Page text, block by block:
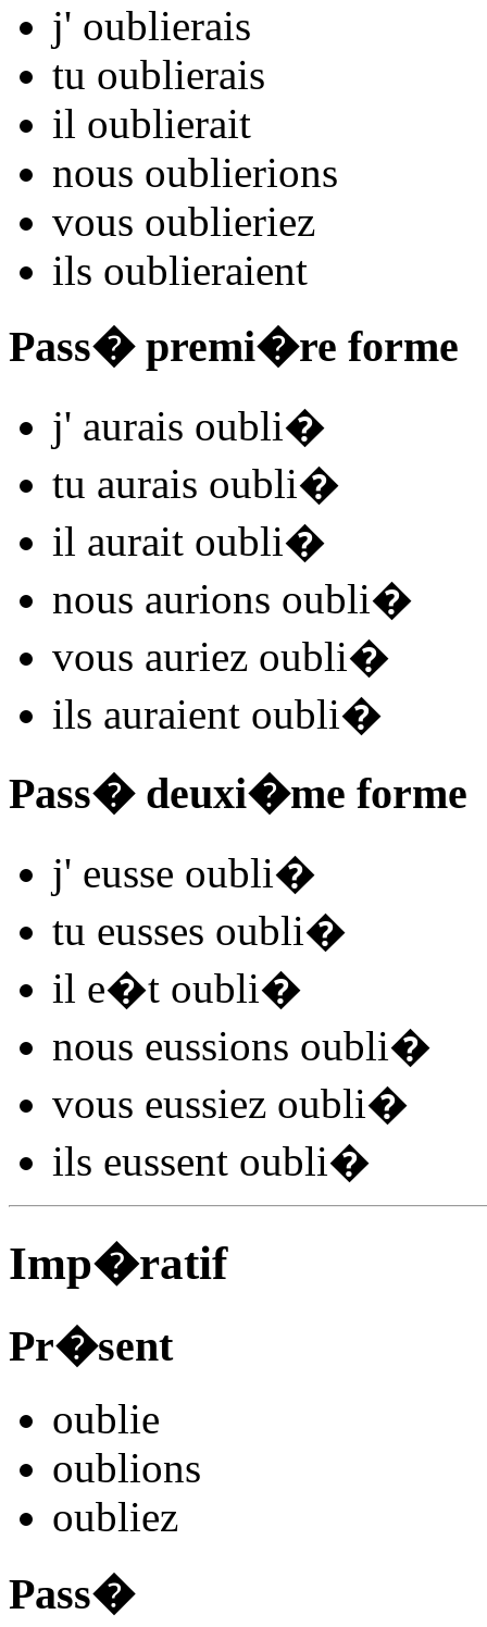
j' oublierais
tu oublierais
il oublierait
nous oublierions
vous oublieriez
ils oublieraient
Pass� premi�re forme
j' aurais oubli�
tu aurais oubli�
il aurait oubli�
nous aurions oubli�
vous auriez oubli�
ils auraient oubli�
Pass� deuxi�me forme
j' eusse oubli�
tu eusses oubli�
il e�t oubli�
nous eussions oubli�
vous eussiez oubli�
ils eussent oubli�
Imp�ratif
Pr�sent
oublie
oublions
oubliez
Pass�